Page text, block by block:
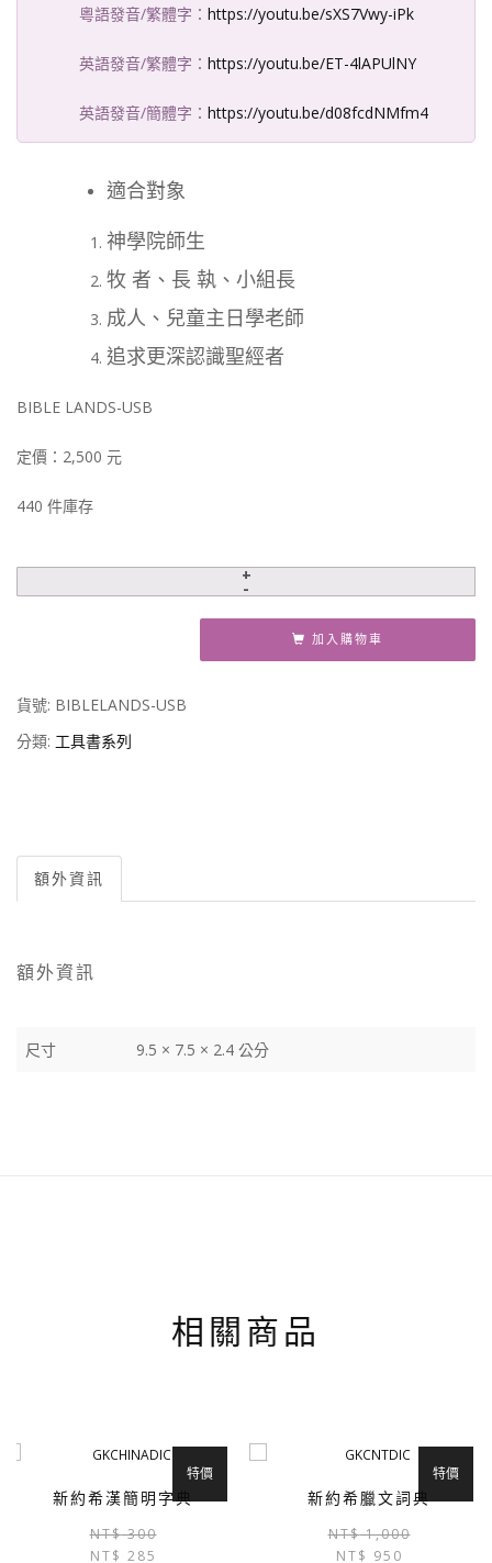
粵語發音/繁體字： https://youtu.be/sXS7Vwy-iPk
英語發音/繁體字： https://youtu.be/ET-4lAPUlNY
英語發音/簡體字： https://youtu.be/d08fcdNMfm4
適合對象
神學院師生
牧 者、長 執、小組長
成人、兒童主日學老師
追求更深認識聖經者
BIBLE LANDS-USB
定價：2,500 元
440 件庫存
加入購物車
貨號: BIBLELANDS-USB
分類: 工具書系列
額外資訊
額外資訊
尺寸 9.5 × 7.5 × 2.4 公分
相關商品
新約希漢簡明字典
特價
NT$300
NT$ 285
新約希臘文詞典
特價
NT$1,000
NT$ 950